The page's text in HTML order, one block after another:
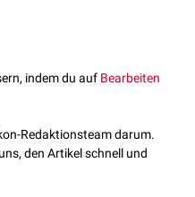
indem du auf Bearbeiten
Redaktionsteam darum.
den Artikel schnell und